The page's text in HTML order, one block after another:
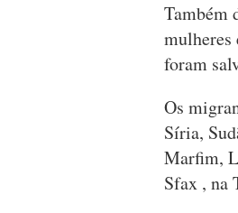
Também
mulheres
foram
Os
Síria,
Marfim,
Sfax , na